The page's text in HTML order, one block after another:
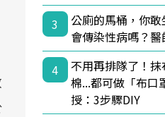
3
公廁的馬桶，你
會傳染性病嗎？
4
不用再排隊了！
棉...都可做「布口
授：3步驟DIY